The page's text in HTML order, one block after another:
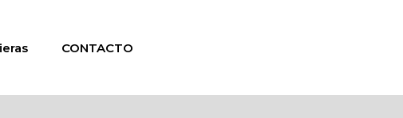
CONTACTO